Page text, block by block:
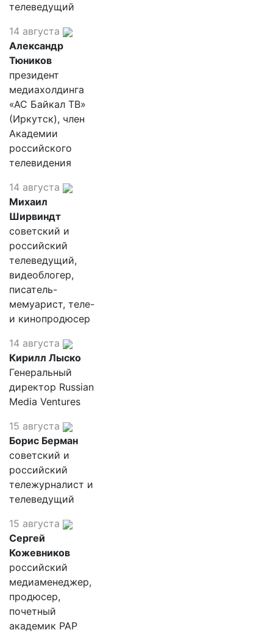
телеведущий
14 августа
Александр
Тюников
президент
медиахолдинга
«АС Байкал ТВ»
(Иркутск), член
Академии
российского
телевидения
14 августа
Михаил
Ширвиндт
советский и
российский
телеведущий,
видеоблогер,
писатель-
мемуарист, теле-
и кинопродюсер
14 августа
Кирилл Лыско
Генеральный
директор Russian
Media Ventures
15 августа
Борис Берман
советский и
российский
тележурналист и
телеведущий
15 августа
Сергей
Кожевников
российский
медиаменеджер,
продюсер,
почетный
академик РАР